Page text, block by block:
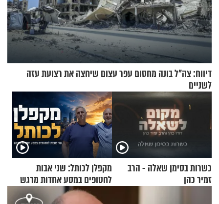
דיווח: צה"ל בונה מחסום עפר עצום שיחצה את רצועת עזה
לשניים
כשרות בסימן שאלה - הרב
זמיר כהן
מקפלן לכותל: שני אבות
לחטופים במסע אחדות מרגש